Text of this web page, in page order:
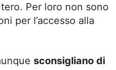
Per loro non sono
per l’accesso alla
sconsigliano di